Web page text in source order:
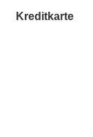
Kreditkarte